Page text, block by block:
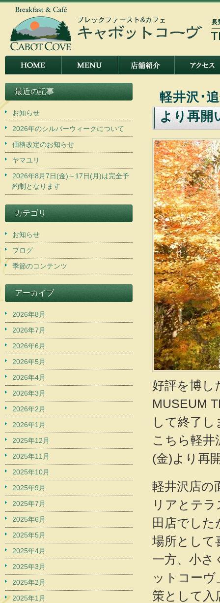
軽井沢･
より再開
好評を博
MUSEUM
して終了し
こちら軽井
(金)より再
軽井沢店の
リアとテ
田店でし
場所として
一方、小さ
ットコー
策として入
最近の記事
お知らせ
2026年のシルバーウィークについて
価格改定のお知らせ
ヤマユリ
2026年8月7日(金)～17日(月)は完全予
約制となります
カテゴリ
お知らせ
ブログ
季節のコンテンツ
アーカイブ
2026年8月
2026年7月
2026年6月
2026年5月
2026年4月
2026年3月
2026年2月
2026年1月
2025年12月
2025年11月
2025年10月
2025年9月
2025年7月
2025年6月
2025年5月
2025年4月
2025年3月
2025年2月
2025年1月